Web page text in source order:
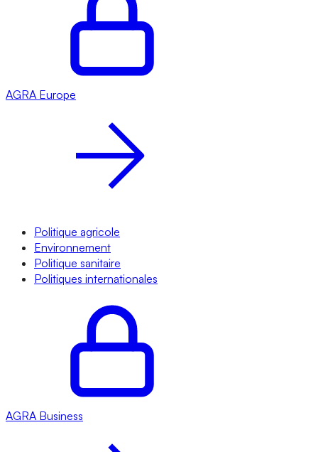
AGRA Europe
Politique agricole
Environnement
Politique sanitaire
Politiques internationales
AGRA Business